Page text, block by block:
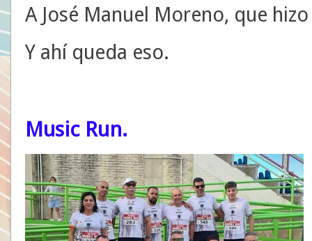
A José Manuel Moreno, que
Y ahí queda eso.
Music Run.